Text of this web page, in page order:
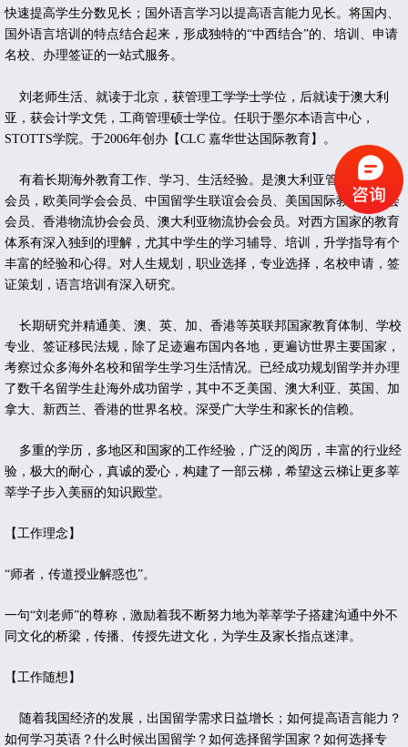
快速提高学生分数见长；国外语言学习以提高语言能力见长。将国内、
国外语言培训的特点结合起来，形成独特的“中西结合”的、培训、申请
名校、办理签证的一站式服务。
刘老师生活、就读于北京，获管理工学学士学位，后就读于澳大利
亚，获会计学文凭，工商管理硕士学位。任职于墨尔本语言中心，
STOTTS学院。于2006年创办【CLC 嘉华世达国际教育】。
有着长期海外教育工作、学习、生活经验。是澳大利亚管理学会专业
会员，欧美同学会会员、中国留学生联谊会会员、美国国际教育家协会
会员、香港物流协会会员、澳大利亚物流协会会员。对西方国家的教育
体系有深入独到的理解，尤其中学生的学习辅导、培训，升学指导有个
丰富的经验和心得。对人生规划，职业选择，专业选择，名校申请，签
证策划，语言培训有深入研究。
长期研究并精通美、澳、英、加、香港等英联邦国家教育体制、学校
专业、签证移民法规， 除了足迹遍布国内各地，更遍访世界主要国家，
考察过众多海外名校和留学生学习生活情况。 已经成功规划留学并办理
了数千名留学生赴海外成功留学，其中不乏美国、澳大利亚、英国、加
拿大、新西兰、香港的世界名校。 深受广大学生和家长的信赖。
多重的学历，多地区和国家的工作经验，广泛的阅历，丰富的行业经
验，极大的耐心，真诚的爱心，构建了一部云梯，希望这云梯让更多莘
莘学子步入美丽的知识殿堂。
【工作理念】
“师者，传道授业解惑也”。
一句“刘老师”的尊称，激励着我不断努力地为莘莘学子搭建沟通中外不
同文化的桥梁，传播、传授先进文化，为学生及家长指点迷津。
【工作随想】
随着我国经济的发展，出国留学需求日益增长；如何提高语言能力？
如何学习英语？什么时候出国留学？如何选择留学国家？如何选择专